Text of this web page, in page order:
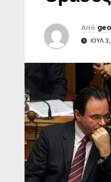
Από
ΙΟΎΛ